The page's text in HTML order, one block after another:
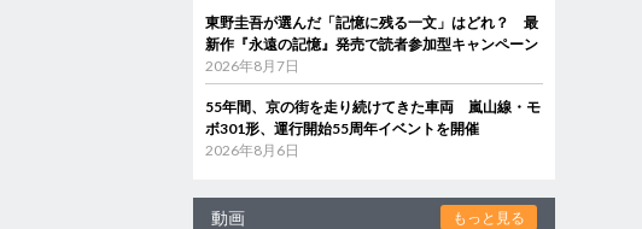
東野圭吾が選んだ「記憶に残る一文」はどれ？ 最
新作『永遠の記憶』発売で読者参加型キャンペーン
2026年8月7日
55年間、京の街を走り続けてきた車両 嵐山線・モ
ボ301形、運行開始55周年イベントを開催
2026年8月6日
動画 もっと見る